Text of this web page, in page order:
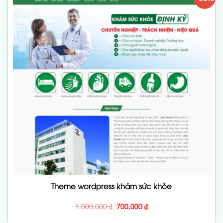
Theme wordpress khám sức khỏe
1,000,000₫ Giá
gốc
700,000₫Giá
hiện